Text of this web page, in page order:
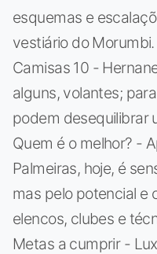
esquemas e
vestiário do Morumbi.
Camisas 10 -
alguns, volantes;
podem desequilibrar
Quem é o melhor? -
Palmeiras, hoje, é
mas pelo potencial e
elencos, clubes e
Metas a cumprir -